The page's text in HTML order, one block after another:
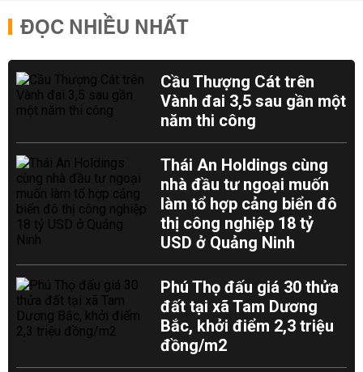
ĐỌC NHIỀU NHẤT
Cầu Thượng Cát trên
Vành đai 3,5 sau gần một
năm thi công
Thái An Holdings cùng
nhà đầu tư ngoại muốn
làm tổ hợp cảng biển đô
thị công nghiệp 18 tỷ
USD ở Quảng Ninh
Phú Thọ đấu giá 30 thửa
đất tại xã Tam Dương
Bắc, khởi điểm 2,3 triệu
đồng/m2